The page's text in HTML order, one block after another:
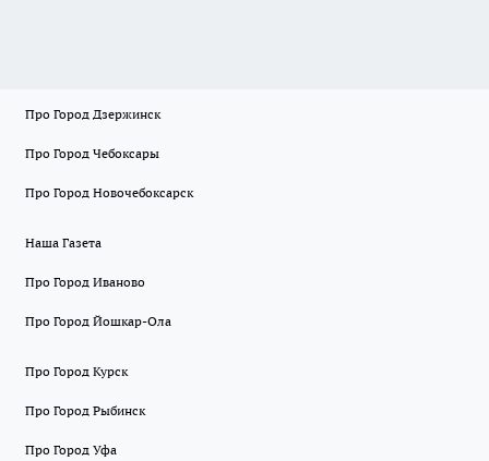
Про Город Дзержинск
Про Город Чебоксары
Про Город Новочебоксарск
Наша Газета
Про Город Иваново
Про Город Йошкар-Ола
Про Город Курск
Про Город Рыбинск
Про Город Уфа